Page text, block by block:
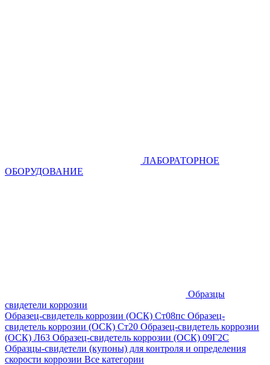
ЛАБОРАТОРНОЕ
ОБОРУДОВАНИЕ
Образцы
свидетели коррозии
Образец-свидетель коррозии (ОСК) Ст08пс Образец-
свидетель коррозии (ОСК) Ст20 Образец-свидетель коррозии
(ОСК) Л63 Образец-свидетель коррозии (ОСК) 09Г2С
Образцы-свидетели (купоны) для контроля и определения
скорости коррозии Все категории